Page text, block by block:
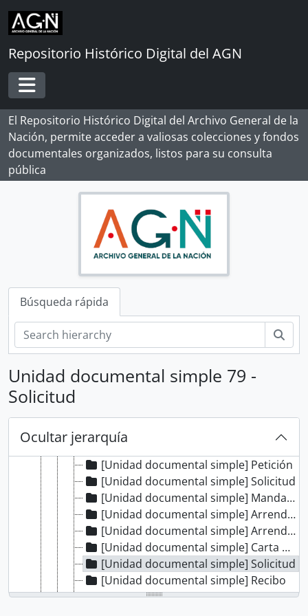
Skip to main content
Repositorio Histórico Digital del AGN
Toggle navigation
El Repositorio Histórico Digital del Archivo General de la
Nación, permite acceder a valiosas colecciones y fondos
documentales organizados, listos para su consulta
pública
Búsqueda rápida
Unidad documental simple 79 -
Solicitud
Ocultar jerarquía
[Record group] ARCHIVO HISTÓRICO
[Agrupación documental] FONDOS INSTITUCIONALES
[Agrupación documental] PROTOCOLOS NOTARIALES
[Agrupación documental] COLECCIONES
[Colección] ALBERTO ROSAS SILES
[Colección] BERNARDO MORAWSKY
[Colección] DOCUMENTOS DE LA INDEPENDENCIA DEL PERÚ EN EL AGI
[Colección] JORGE ORTIZ SOTELO
[Colección] MISCELÁNEA
[Colección] PUBLIO ENRICO POLI VALDIVIA
[Colección] SANTA MARÍA
[Unidad de instalación] CAJA 02
[Unidad documental simple] Carta
[Unidad documental simple] Carta de poder
[Unidad documental simple] Petición
[Unidad documental simple] Solicitud
[Unidad documental simple] Mandamiento
[Unidad documental simple] Arrendamiento
[Unidad documental simple] Arrendamiento
[Unidad documental simple] Carta de poder
[Unidad documental simple] Solicitud
[Unidad documental simple] Recibo
[Unidad documental simple] Testimonios